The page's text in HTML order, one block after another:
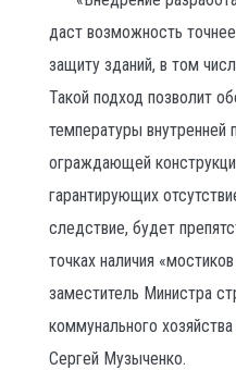
даст возможность
защиту зданий, в том
Такой подход позволит
температуры внутренней
ограждающей
гарантирующих
следствие, будет
точках наличия
заместитель Министра
коммунального
Сергей Музыченко.